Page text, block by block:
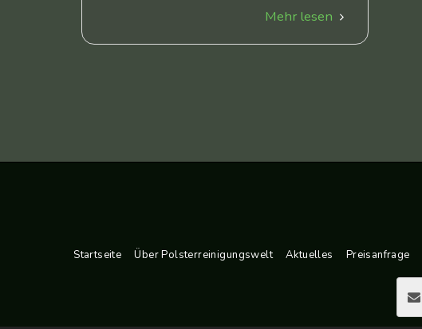
Mehr lesen
Startseite Über Polsterreinigungswelt Aktuelles Preisanfrage